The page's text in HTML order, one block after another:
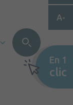
A-
En 1
clic